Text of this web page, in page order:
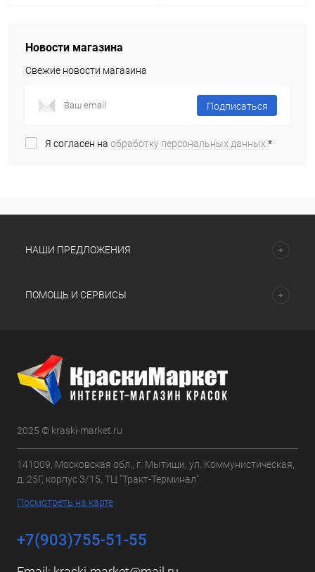
Новости магазина
Свежие новости магазина
Подписаться
Я согласен на обработку персональных данных.*
НАШИ ПРЕДЛОЖЕНИЯ
ПОМОЩЬ И СЕРВИСЫ
2025 © kraski-market.ru
141009, Московская обл., г. Мытищи, ул. Коммунистическая,
д. 25Г, корпус 3/15, ТЦ "Тракт-Терминал"
Посмотреть на карте
+7(903)755-51-55